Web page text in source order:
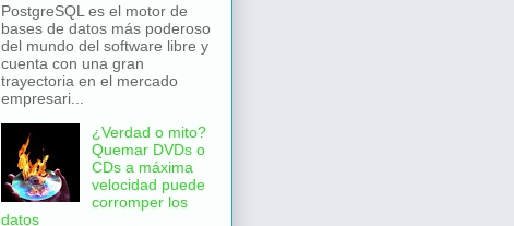
PostgreSQL es el motor de
bases de datos más poderoso
del mundo del software libre y
cuenta con una gran
trayectoria en el mercado
empresari...
¿Verdad o mito?
Quemar DVDs o
CDs a máxima
velocidad puede
corromper los
datos